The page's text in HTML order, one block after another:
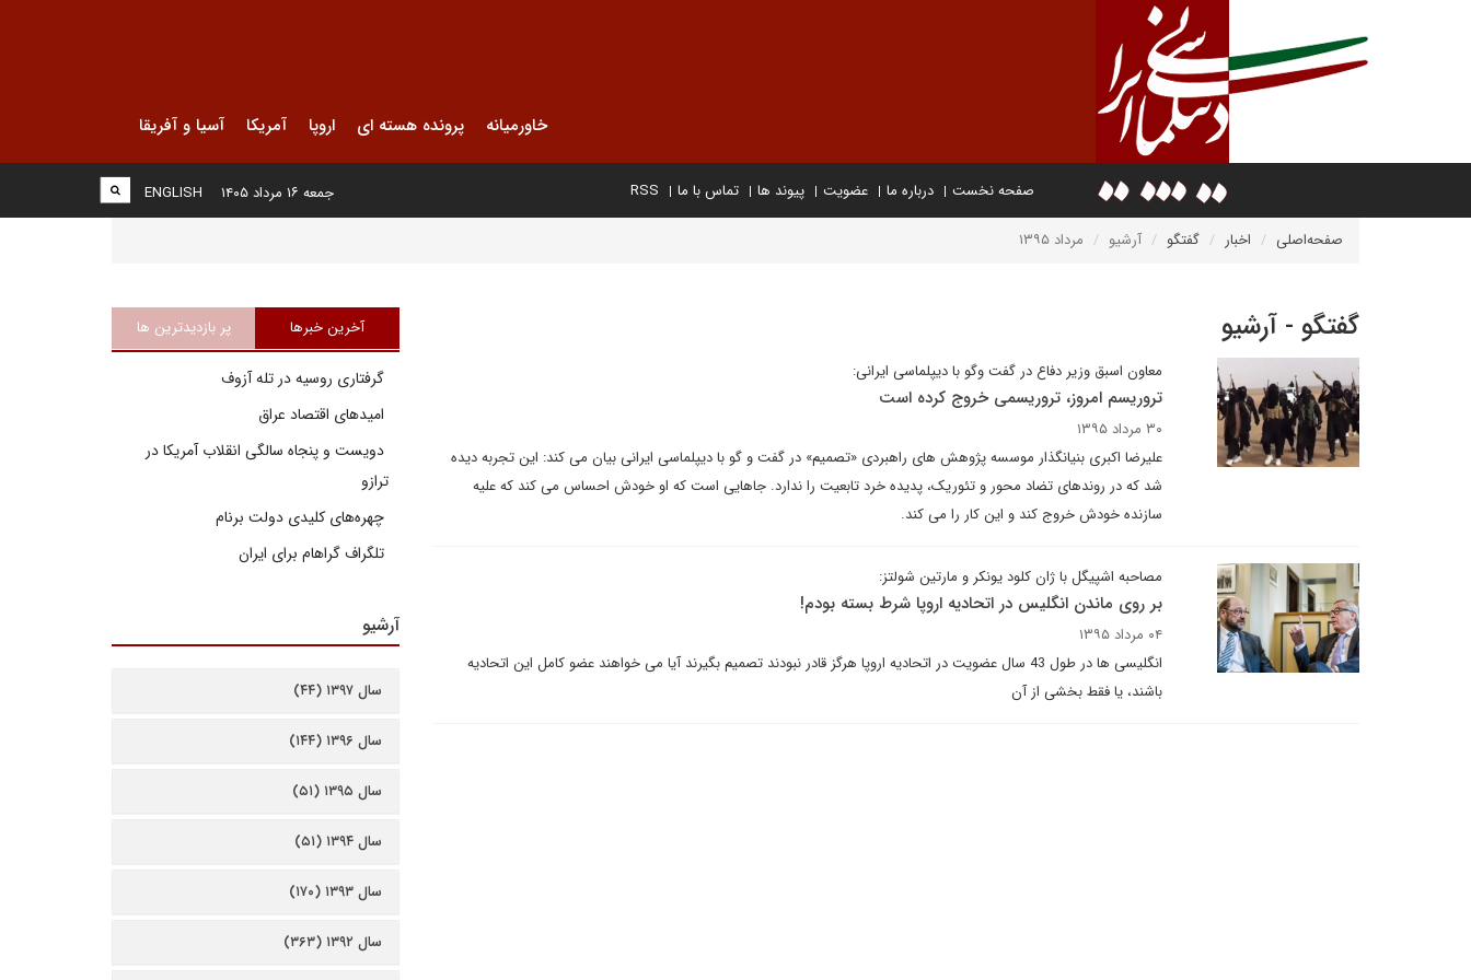
خاورمیانه پرونده هسته ای اروپا آمریکا آسیا و آفریقا
صفحه نخست درباره ما عضویت پیوند ها تماس با ما RSS
ENGLISH جمعه ۱۶ مرداد ۱۴۰۵
صفحه‌اصلی اخبار گفتگو آرشیو مرداد ۱۳۹۵
گفتگو - آرشیو
معاون اسبق وزیر دفاع در گفت وگو با دیپلماسی ایرانی:
تروریسم امروز، تروریسمی خروج کرده است
۳۰ مرداد ۱۳۹۵
علیرضا اکبری بنیانگذار موسسه پژوهش های راهبردی «تصمیم» در گفت و گو با دیپلماسی ایرانی بیان می کند: این تجربه دیده
شد که در روندهای تضاد محور و تئوریک، پدیده خرد تابعیت را ندارد. جاهایی است که او خودش احساس می کند که علیه
سازنده خودش خروج کند و این کار را می کند.
مصاحبه اشپیگل با ژان کلود یونکر و مارتین شولتز:
بر روی ماندن انگلیس در اتحادیه اروپا شرط بسته بودم!
۰۴ مرداد ۱۳۹۵
انگلیسی ها در طول 43 سال عضویت در اتحادیه اروپا هرگز قادر نبودند تصمیم بگیرند آیا می خواهند عضو کامل این اتحادیه
باشند، یا فقط بخشی از آن
آخرین خبرها پر بازدیدترین ها
گرفتاری روسیه در تله آزوف
امیدهای اقتصاد عراق
دویست و پنجاه سالگی انقلاب آمریکا در
ترازو
چهره‌های کلیدی دولت برنام
تلگراف گراهام برای ایران
آرشیو
سال ۱۳۹۷ (۴۴)
سال ۱۳۹۶ (۱۴۴)
سال ۱۳۹۵ (۵۱)
سال ۱۳۹۴ (۵۱)
سال ۱۳۹۳ (۱۷۰)
سال ۱۳۹۲ (۳۶۳)